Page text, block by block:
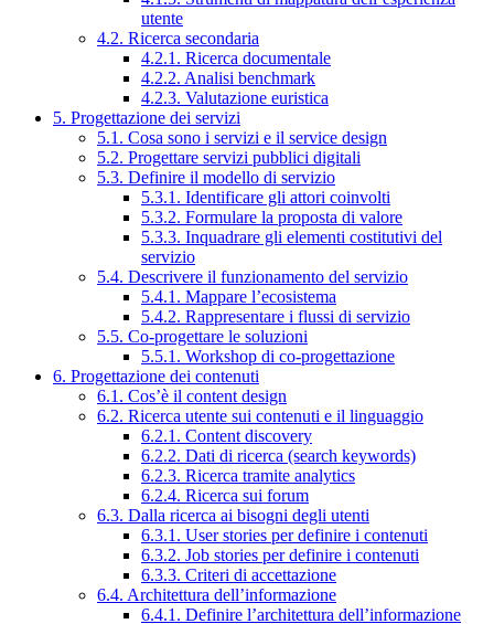
utente
4.2. Ricerca secondaria
4.2.1. Ricerca documentale
4.2.2. Analisi benchmark
4.2.3. Valutazione euristica
5. Progettazione dei servizi
5.1. Cosa sono i servizi e il service design
5.2. Progettare servizi pubblici digitali
5.3. Definire il modello di servizio
5.3.1. Identificare gli attori coinvolti
5.3.2. Formulare la proposta di valore
5.3.3. Inquadrare gli elementi costitutivi del
servizio
5.4. Descrivere il funzionamento del servizio
5.4.1. Mappare l’ecosistema
5.4.2. Rappresentare i flussi di servizio
5.5. Co-progettare le soluzioni
5.5.1. Workshop di co-progettazione
6. Progettazione dei contenuti
6.1. Cos’è il content design
6.2. Ricerca utente sui contenuti e il linguaggio
6.2.1. Content discovery
6.2.2. Dati di ricerca (search keywords)
6.2.3. Ricerca tramite analytics
6.2.4. Ricerca sui forum
6.3. Dalla ricerca ai bisogni degli utenti
6.3.1. User stories per definire i contenuti
6.3.2. Job stories per definire i contenuti
6.3.3. Criteri di accettazione
6.4. Architettura dell’informazione
6.4.1. Definire l’architettura dell’informazione